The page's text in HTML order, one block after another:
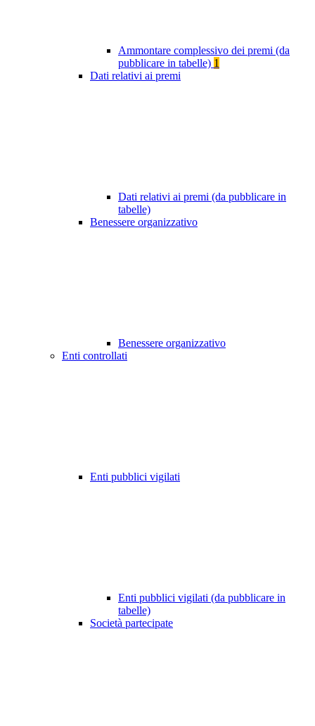
Ammontare complessivo dei premi (da
pubblicare in tabelle) 1
Dati relativi ai premi
Dati relativi ai premi (da pubblicare in
tabelle)
Benessere organizzativo
Benessere organizzativo
Enti controllati
Enti pubblici vigilati
Enti pubblici vigilati (da pubblicare in
tabelle)
Società partecipate